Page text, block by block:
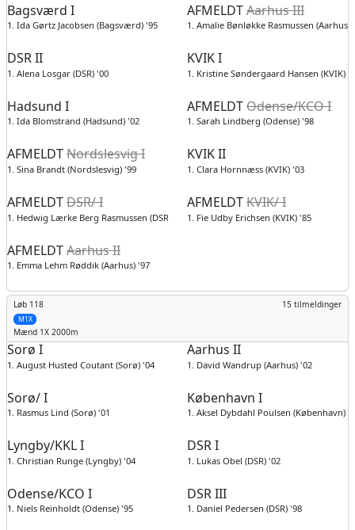
Bagsværd I
1. Ida Gørtz Jacobsen (Bagsværd) '95
AFMELDTAarhus III
1. Amalie Bønløkke Rasmussen (Aarhus)
DSR II
1. Alena Losgar (DSR) '00
KVIK I
1. Kristine Søndergaard Hansen (KVIK)
Hadsund I
1. Ida Blomstrand (Hadsund) '02
AFMELDTOdense/KCO I
1. Sarah Lindberg (Odense) '98
AFMELDTNordslesvig I
1. Sina Brandt (Nordslesvig) '99
KVIK II
1. Clara Hornnæss (KVIK) '03
AFMELDTDSR/ I
1. Hedwig Lærke Berg Rasmussen (DSR) '93
AFMELDTKVIK/ I
1. Fie Udby Erichsen (KVIK) '85
AFMELDTAarhus II
1. Emma Lehm Røddik (Aarhus) '97
Løb 118 15 tilmeldinger
M1X
Mænd 1X 2000m
Sorø I
1. August Husted Coutant (Sorø) '04
Aarhus II
1. David Wandrup (Aarhus) '02
Sorø/ I
1. Rasmus Lind (Sorø) '01
København I
1. Aksel Dybdahl Poulsen (København)
Lyngby/KKL I
1. Christian Runge (Lyngby) '04
DSR I
1. Lukas Obel (DSR) '02
Odense/KCO I
1. Niels Reinholdt (Odense) '95
DSR III
1. Daniel Pedersen (DSR) '98